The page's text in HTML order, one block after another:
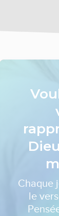
Dieu
Chaque
le